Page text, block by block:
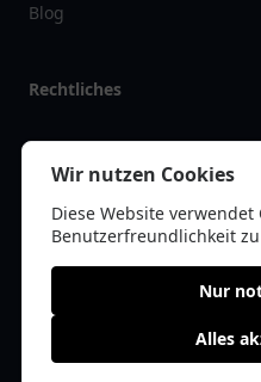
Blog
Rechtliches
Impressum
Datenschutz
Kontakt
© 2026 tanklist.de | Alle Rechte
Wir nutzen Cookies
Diese Website verwendet
Benutzerfreundlichkeit
Nur
Alles